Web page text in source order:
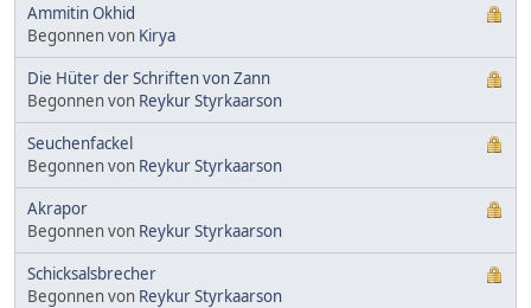
Ammitin Okhid
Begonnen von Kirya
Die Hüter der Schriften von Zann
Begonnen von Reykur Styrkaarson
Seuchenfackel
Begonnen von Reykur Styrkaarson
Akrapor
Begonnen von Reykur Styrkaarson
Schicksalsbrecher
Begonnen von Reykur Styrkaarson